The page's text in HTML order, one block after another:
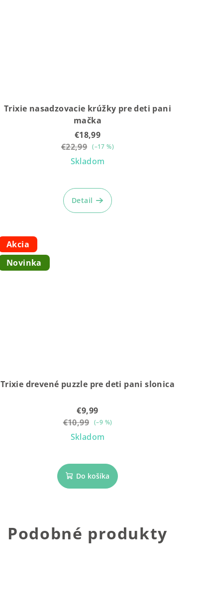
Trixie nasadzovacie krúžky pre deti pani
mačka
€18,99
€22,99 (–17 %)
Skladom
Detail
Akcia
Novinka
Trixie drevené puzzle pre deti pani slonica
€9,99
€10,99 (–9 %)
Skladom
Do košíka
Podobné produkty